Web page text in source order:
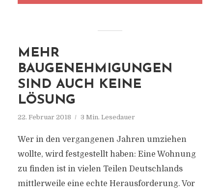
MEHR
BAUGENEHMIGUNGEN
SIND AUCH KEINE
LÖSUNG
22. Februar 2018 3 Min. Lesedauer
Wer in den vergangenen Jahren umziehen
wollte, wird festgestellt haben: Eine Wohnung
zu finden ist in vielen Teilen Deutschlands
mittlerweile eine echte Herausforderung. Vor